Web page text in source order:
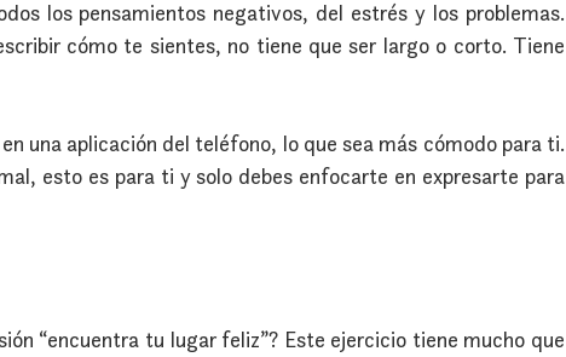
los pensamientos negativos, del estrés y los problemas.
cómo te sientes, no tiene que ser largo o corto. Tiene
una aplicación del teléfono, lo que sea más cómodo para ti.
esto es para ti y solo debes enfocarte en expresarte para
“encuentra tu lugar feliz”? Este ejercicio tiene mucho que